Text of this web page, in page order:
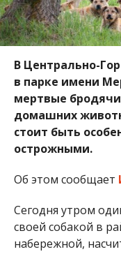
В Центрально-
в парке имени
мертвые
домашних
стоит быть
острожными.
Об этом сообщает
Сегодня утром
своей собакой в
набережной,